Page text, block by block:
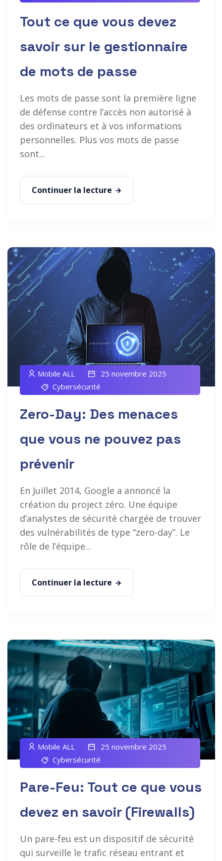
Tout ce que vous devez
savoir sur le gestionnaire
de mots de passe
Les mots de passe sont la première ligne
de défense contre l’accès non autorisé à
des ordinateurs et à vos informations
personnelles. Plus vos mots de passe
sont...
Continuer la lecture
Mobile ALL
25 novembre 2025
Cybersécurité
Zero-Day: Des menaces
que vous ne pouvez pas
prévenir
En Juillet 2014, Google a annoncé la
création du project zéro. Une équipe
d’analystes de sécurité chargée de trouver
des vulnérabilités de type “zero-day”. Le
rôle de l’équipe...
Continuer la lecture
Mobile ALL
25 novembre 2025
Cybersécurité
Pare-Feu: Tout ce que vous
devez en savoir (Firewalls)
Un pare-feu est un dispositif de sécurité
qui surveille le trafic réseau entrant et